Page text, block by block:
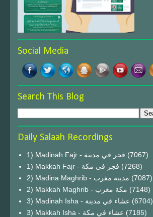
Social Media
Search This Blog
Daily Salaah Recordings
1) Madinah Fajr - فجر في مدينة (7067)
1) Makkah Fajr - فجر في مكة (7268)
2) Madina Maghrib - مدينة مغرب (7087)
2) Makkah Maghrib - مكة مغرب (7148)
3) Madinah Isha - عشاء في مدينة (6704)
3) Makkah Isha - عشاء في مكة (7185)